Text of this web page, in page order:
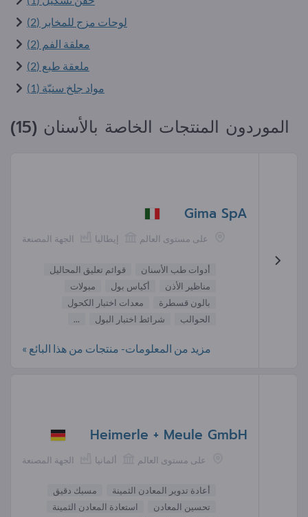
لوحات مزج للمخابر (2)
معلقة الفم (2)
ملعقة طبع (2)
مواد جلخ سنيّة (1)
الموردون المنتجات الخاصة بالأسنان (15)
Gima SpA
الجهة المصنعة إيطاليا على مستوى العالم
أدوات طب الأسنان
قوائم تعليق المحاليل
مناظير الأذن
أكياس بول
مبولات
بالون قسطرة
معدات اختبار الكحول
الحوالب
شرائط اختبار البول ...
مزيد من المعلومات- منتجات من هذا البائع »
Heimerle + Meule GmbH
الجهة المصنعة ألمانيا على مستوى العالم
أعادة تدوير المعادن الثمينة
مسبك دقيق
تحسين المعادن
استعادة المعادن الثمينة